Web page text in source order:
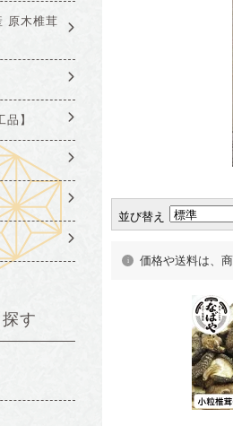
並び替え
価格や送料は、